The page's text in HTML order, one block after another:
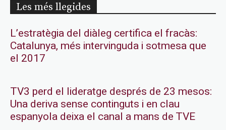
Les més llegides
L’estratègia del diàleg certifica el fracàs:
Catalunya, més intervinguda i sotmesa que
el 2017
TV3 perd el lideratge després de 23 mesos:
Una deriva sense continguts i en clau
espanyola deixa el canal a mans de TVE